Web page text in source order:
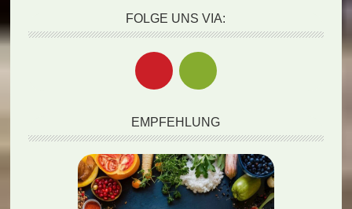
FOLGE UNS VIA:
EMPFEHLUNG